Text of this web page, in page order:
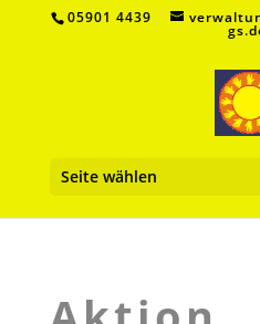
05901 4439
Seite wählen